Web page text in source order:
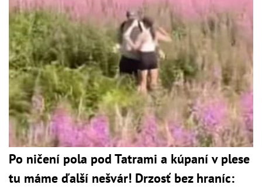
Po ničení pola pod Tatrami a kúpaní v plese
tu máme ďalší nešvár! Drzosť bez hraníc: